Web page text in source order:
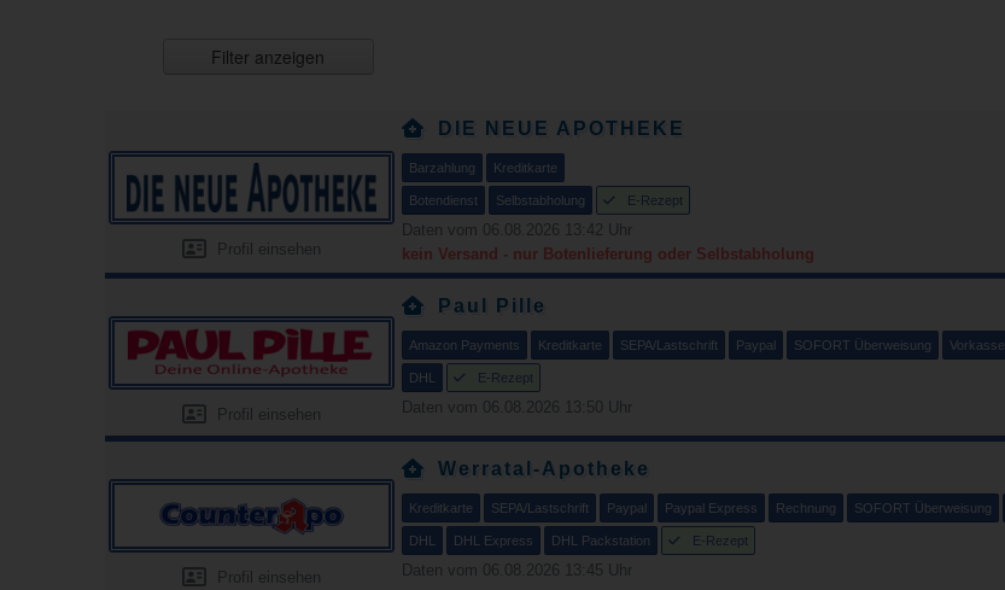
Filter anzeigen
Profil einsehen
DIE NEUE APOTHEKE
Barzahlung Kreditkarte
Botendienst Selbstabholung E-Rezept
Daten vom 06.08.2026 13:42 Uhr
kein Versand - nur Botenlieferung oder Selbstabholung
Profil einsehen
Paul Pille
Amazon Payments Kreditkarte SEPA/Lastschrift Paypal SOFORT Überweisung Vorkasse
DHL E-Rezept
Daten vom 06.08.2026 13:50 Uhr
Profil einsehen
Werratal-Apotheke
Kreditkarte SEPA/Lastschrift Paypal Paypal Express Rechnung SOFORT Überweisung
DHL DHL Express DHL Packstation E-Rezept
Daten vom 06.08.2026 13:45 Uhr